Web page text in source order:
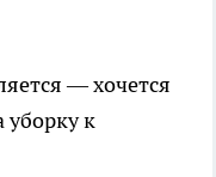
— хочется
уборку к